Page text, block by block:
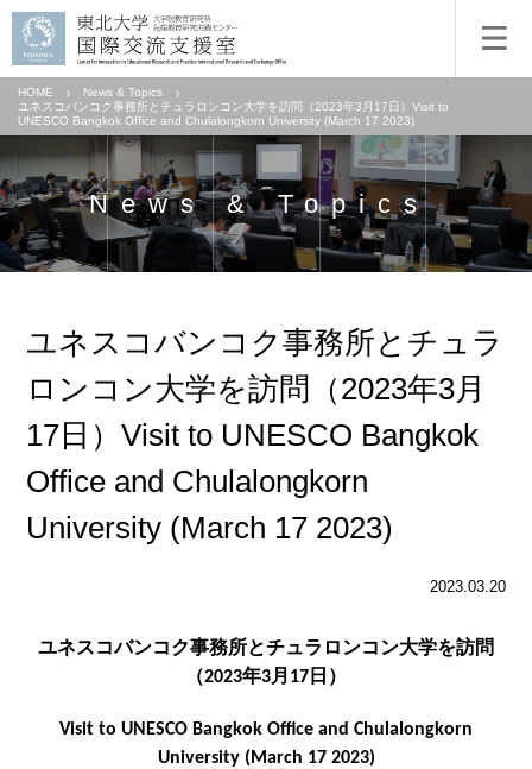
HOME
News & Topics
ユネスコバンコク事務所とチュラロンコン大学を訪問（2023年3月17日）Visit to
UNESCO Bangkok Office and Chulalongkorn University (March 17 2023)
News & Topics
ユネスコバンコク事務所とチュラ
ロンコン大学を訪問（2023年3月
17日）Visit to UNESCO Bangkok
Office and Chulalongkorn
University (March 17 2023)
2023.03.20
ユネスコバンコク事務所とチュラロンコン大学を訪問
（2023年3月 17 日）
Visit to UNESCO Bangkok Office and Chulalongkorn
University (March 17 2023)